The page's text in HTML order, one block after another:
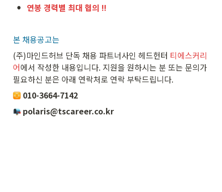
• 연봉 경력별 최대 협의 !!
본 채용공고는
(주)마인드허브 단독 채용 파트너사인 헤드헌터 티에스커리
어에서 작성한 내용입니다. 지원을 원하시는 분 또는 문의가
필요하신 분은 아래 연락처로 연락 부탁드립니다.
010-3664-7142
polaris@tscareer.co.kr